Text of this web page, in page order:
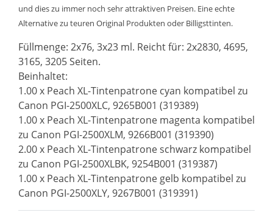
und dies zu immer noch sehr attraktiven Preisen. Eine echte
Alternative zu teuren Original Produkten oder Billigsttinten.
Füllmenge: 2x76, 3x23 ml. Reicht für: 2x2830, 4695,
3165, 3205 Seiten.
Beinhaltet:
1.00 x Peach XL-Tintenpatrone cyan kompatibel zu
Canon PGI-2500XLC, 9265B001 (319389)
1.00 x Peach XL-Tintenpatrone magenta kompatibel
zu Canon PGI-2500XLM, 9266B001 (319390)
2.00 x Peach XL-Tintenpatrone schwarz kompatibel
zu Canon PGI-2500XLBK, 9254B001 (319387)
1.00 x Peach XL-Tintenpatrone gelb kompatibel zu
Canon PGI-2500XLY, 9267B001 (319391)